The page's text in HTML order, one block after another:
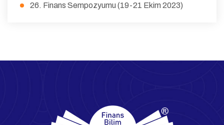
26. Finans Sempozyumu (19-21 Ekim 2023)